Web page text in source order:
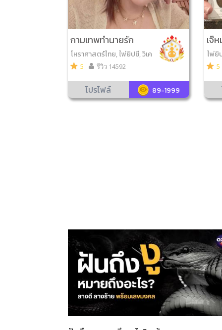
กามเทพทำนายรัก
โหราศาสตร์ไทย, ไพ่ยิปซี, วิเค
ราะห์เบอร์มือถือ, ไพ่ออราเคิ
นรูนส์, ดูฤกษ์มงคล, ดูเลขมง
คล, ไพ่ความรัก, ยามพรายกร
5 รีวิว 14592
โปรไฟล์ 89-1999
เจ๊
ไพ่ยิ
5